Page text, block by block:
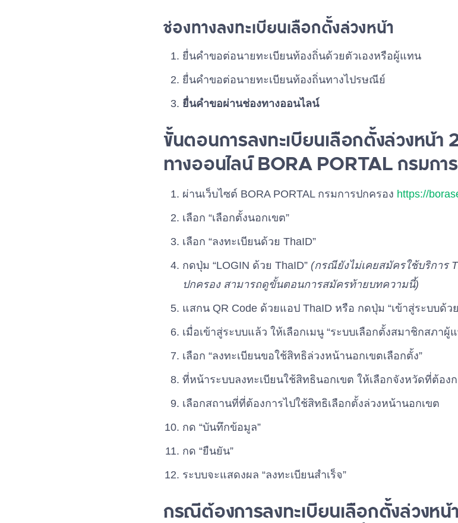
ช่องทางลงทะเบียนเลือกตั้งล่วงหน้า
ยื่นคำขอต่อนายทะเบียนท้องถิ่นด้วยตัวเองหรือผู้แทน
ยื่นคำขอต่อนายทะเบียนท้องถิ่นทางไปรษณีย์
ยื่นคำขอผ่านช่องทางออนไลน์
ขั้นตอนการลงทะเบียนเลือกตั้งล่วงหน้
ทางออนไลน์ BORA PORTAL กรมกา
ผ่านเว็บไซต์ BORA PORTAL กรมการปกครอง https://
เลือก “เลือกตั้งนอกเขต”
เลือก “ลงทะเบียนด้วย ThaID”
กดปุ่ม “LOGIN ด้วย ThaID” (กรณียังไม่เคยสมัครใช้บริการ
ปกครอง สามารถดูขั้นตอนการสมัครท้ายบทความนี้)
แสกน QR Code ด้วยแอป ThaID หรือ กดปุ่ม “เข้าสู่ระบบด้ว
เมื่อเข้าสู่ระบบแล้ว ให้เลือกเมนู “ระบบเลือกตั้งสมาชิกสภาผู้
เลือก “ลงทะเบียนขอใช้สิทธิล่วงหน้านอกเขตเลือกตั้ง”
ที่หน้าระบบลงทะเบียนใช้สิทธินอกเขต ให้เลือกจังหวัดที่ต้อง
เลือกสถานที่ที่ต้องการไปใช้สิทธิเลือกตั้งล่วงหน้านอกเขต
กด “บันทึกข้อมูล”
กด “ยืนยัน”
ระบบจะแสดงผล “ลงทะเบียนสำเร็จ”
กรณีต้องการลงทะเบียนเลือกตั้งล่วงหน้